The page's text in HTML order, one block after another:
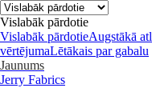
Vislabāk pārdotie
Vislabāk pārdotieAugstākā
vērtējumaLētākais par gabalu
Jaunums
Jerry Fabrics